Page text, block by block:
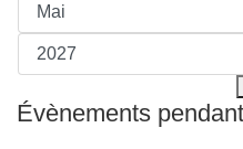
Évènements pendant